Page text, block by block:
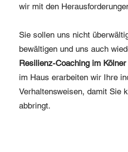
wir mit den
Sie sollen uns nicht
bewältigen und uns auch
Resilienz-Coaching im
im Haus erarbeiten wir Ihre
Verhaltensweisen, damit Sie
abbringt.